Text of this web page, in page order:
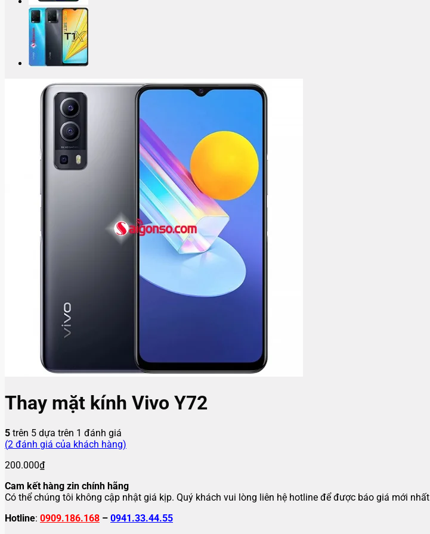
Thay mặt kính Vivo Y72
5 trên 5 dựa trên 1 đánh giá
(2 đánh giá của khách hàng)
200.000₫
Cam kết hàng zin chính hãng
Có thể chúng tôi không cập nhật giá kịp. Quý khách vui lòng liên hệ hotline để được báo giá mới nhất
Hotline: 0909.186.168 – 0941.33.44.55